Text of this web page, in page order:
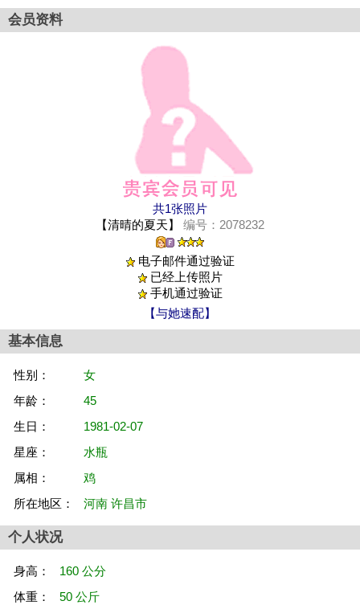
会员资料
共1张照片
【清晴的夏天】 编号：2078232
电子邮件通过验证
已经上传照片
手机通过验证
【与她速配】
基本信息
性别：
女
年龄：
45
生日：
1981-02-07
星座：
水瓶
属相：
鸡
所在地区：
河南 许昌市
个人状况
身高：
160 公分
体重：
50 公斤